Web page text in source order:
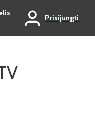
Prisijungti